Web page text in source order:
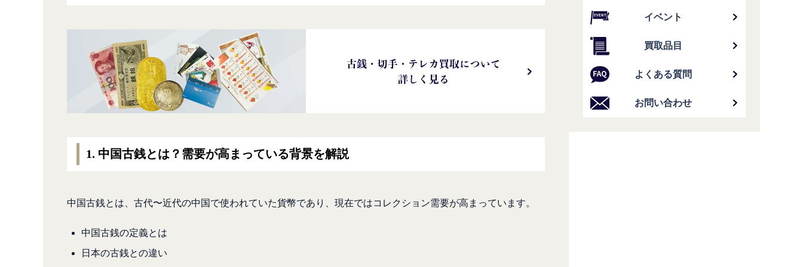
1. 中国古銭とは？需要が高まっている背景を解説
中国古銭とは、古代〜近代の中国で使われていた貨幣であり、現在ではコレクション需要が高まっています。
中国古銭の定義とは
日本の古銭との違い
イベント
買取品目
よくある質問
お問い合わせ